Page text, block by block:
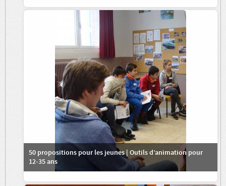
50 propositions pour les jeunes | Outils d’animation pour
12-35 ans